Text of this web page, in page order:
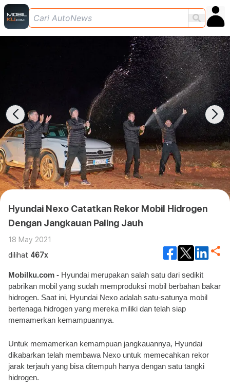
Hyundai Nexo Catatkan Rekor Mobil Hidrogen
Dengan Jangkauan Paling Jauh
18 May 2021
dilihat 467x
Mobilku.com - Hyundai merupakan salah satu dari sedikit
pabrikan mobil yang sudah memproduksi mobil berbahan bakar
hidrogen. Saat ini, Hyundai Nexo adalah satu-satunya mobil
bertenaga hidrogen yang mereka miliki dan telah siap
memamerkan kemampuannya.
Untuk memamerkan kemampuan jangkauannya, Hyundai
dikabarkan telah membawa Nexo untuk memecahkan rekor
jarak terjauh yang bisa ditempuh hanya dengan satu tangki
hidrogen.